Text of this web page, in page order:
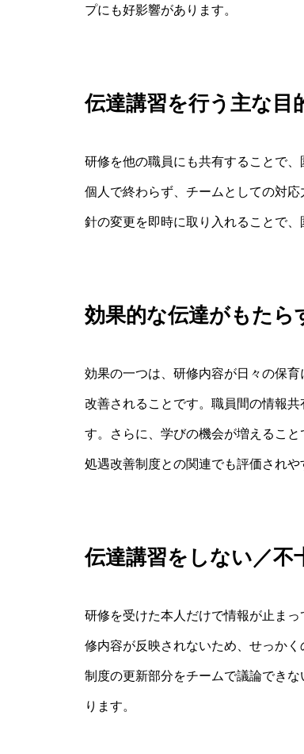
プにも好影響があります。
伝達講習を行う主な目
研修を他の職員にも共有することで
個人で終わらず、チームとしての対
針の変更を即時に取り入れることで
効果的な伝達がもたら
効果の一つは、研修内容が日々の保
改善されることです。職員間の情報
す。さらに、学びの機会が増えるこ
処遇改善制度との関連でも評価されや
伝達講習をしない／不
研修を受けた本人だけで情報が止ま
修内容が反映されないため、せっか
制度の更新部分をチームで議論でき
ります。